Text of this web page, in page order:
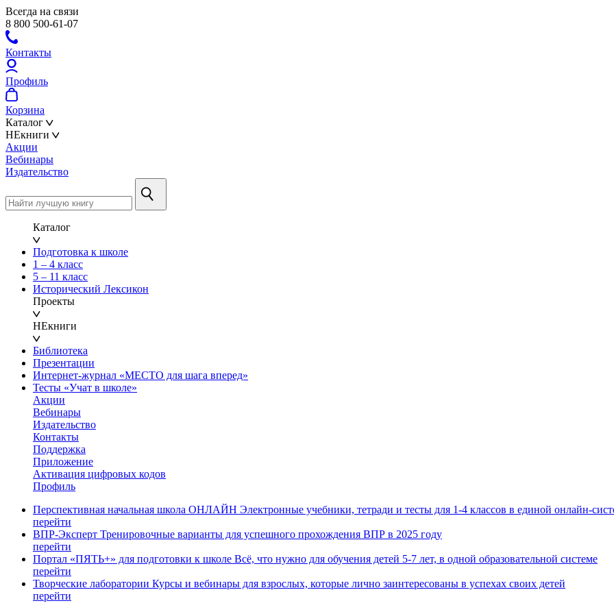
Всегда на связи
8 800 500-61-07
Контакты
Профиль
Корзина
Каталог
НЕкниги
Акции
Вебинары
Издательство
Каталог
Подготовка к школе
1 – 4 класс
5 – 11 класс
Исторический Лексикон
Проекты
НЕкниги
Библиотека
Презентации
Интернет-журнал «МЕСТО для шага вперед»
Тесты «Учат в школе»
Акции
Вебинары
Издательство
Контакты
Поддержка
Приложение
Активация цифровых кодов
Профиль
Перспективная начальная школа ОНЛАЙН Электронные учебники, тетради и тесты для 1-4 классов в единой онлайн-
перейти
ВПР-Эксперт Тренировочные варианты для успешного прохождения ВПР в 2025 году
перейти
Портал «ПЯТЬ+» для подготовки к школе Всё, что нужно для обучения детей 5-7 лет, в одной образовательной системе
перейти
Творческие лаборатории Курсы и вебинары для взрослых, которые лично заинтересованы в успехах своих детей
перейти